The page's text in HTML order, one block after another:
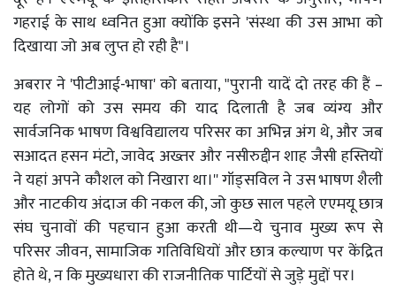
गहराई के साथ ध्वनित हुआ क्योंकि इसने 'संस्था की उस आभा को
दिखाया जो अब लुप्त हो रही है"।
अबरार ने 'पीटीआई-भाषा' को बताया, "पुरानी यादें दो तरह की हैं –
यह लोगों को उस समय की याद दिलाती है जब व्यंग्य और
सार्वजनिक भाषण विश्वविद्यालय परिसर का अभिन्न अंग थे, और जब
सआदत हसन मंटो, जावेद अख्तर और नसीरुद्दीन शाह जैसी हस्तियों
ने यहां अपने कौशल को निखारा था।'' गॉड्सविल ने उस भाषण शैली
और नाटकीय अंदाज की नकल की, जो कुछ साल पहले एएमयू छात्र
संघ चुनावों की पहचान हुआ करती थी—ये चुनाव मुख्य रूप से
परिसर जीवन, सामाजिक गतिविधियों और छात्र कल्याण पर केंद्रित
होते थे, न कि मुख्यधारा की राजनीतिक पार्टियों से जुड़े मुद्दों पर।